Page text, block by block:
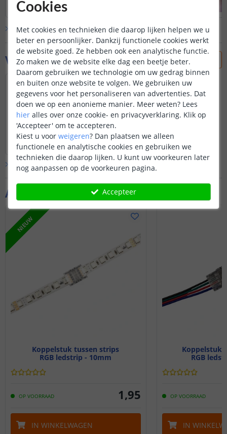
Aanvullende producten
NIEUW
Koppelstuk tussen strips
RGB ledstrip - 10mm
OP VOORRAAD 1,95
IN WINKELWAGEN
Koppelstuk
RGB
OP VOORRAAD
IN
Bekijk alleklantfoto’s
Vraag & antwoord
is ook geschikt voor leds RGBW prime??
Door Steven op zaterdag 1 maart 2025
Dit product is helaas niet compatibel
met onze RGBW Prime strips.
Bekijk hele antwoord
Door Levi op zondag 2 maart 2025
Bekijk alle Vraag & antwoord
Cookies
Met cookies en technieken die daarop lijken helpen we u
beter en persoonlijker. Dankzij functionele cookies werkt
de website goed. Ze hebben ook een analytische functie.
Zo maken we de website elke dag een beetje beter.
Daarom gebruiken we technologie om uw gedrag binnen
en buiten onze website te volgen. We gebruiken uw
gegevens voor het personaliseren van advertenties. Dat
doen we op een anonieme manier. Meer weten? Lees
hier alles over onze cookie- en privacyverklaring. Klik op
'Accepteer' om te accepteren.
Kiest u voor weigeren? Dan plaatsen we alleen
functionele en analytische cookies en gebruiken we
technieken die daarop lijken. U kunt uw voorkeuren later
nog aanpassen op de voorkeuren pagina.
Accepteer